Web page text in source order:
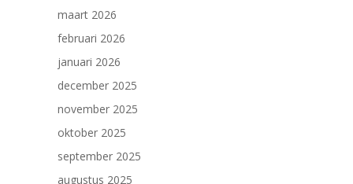
maart 2026
februari 2026
januari 2026
december 2025
november 2025
oktober 2025
september 2025
augustus 2025